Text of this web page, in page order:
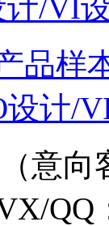
/VI
品样
设计/
意
QQ